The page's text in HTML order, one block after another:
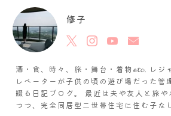
修子
酒・食、時々、旅・舞台・着物𝓮𝓽𝓬. レジ
レベーターが子供の頃の遊び場だった管
綴る日記ブログ。 最近は夫や友人と旅
つつ、完全同居型二世帯住宅に住む子な